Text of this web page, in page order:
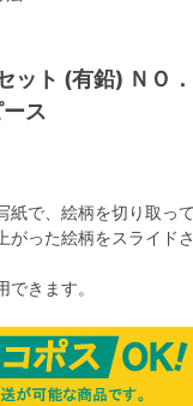
ット (有鉛) ＮＯ
ス
紙で、絵柄を切り取っ
がった絵柄をスライド
きます。